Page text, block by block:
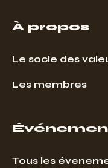
À propos
Le socle des
Les membres
Tous les